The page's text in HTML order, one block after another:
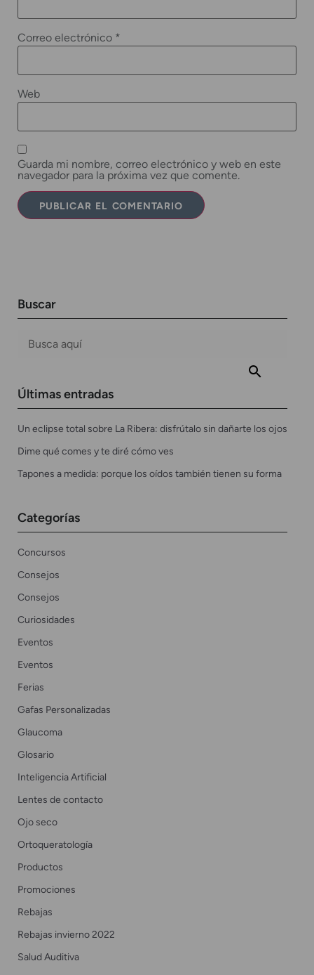
Correo electrónico *
Web
Guarda mi nombre, correo electrónico y web en este
navegador para la próxima vez que comente.
Buscar
Últimas entradas
Un eclipse total sobre La Ribera: disfrútalo sin dañarte los ojos
Dime qué comes y te diré cómo ves
Tapones a medida: porque los oídos también tienen su forma
Categorías
Concursos
Consejos
Consejos
Curiosidades
Eventos
Eventos
Ferias
Gafas Personalizadas
Glaucoma
Glosario
Inteligencia Artificial
Lentes de contacto
Ojo seco
Ortoqueratología
Productos
Promociones
Rebajas
Rebajas invierno 2022
Salud Auditiva